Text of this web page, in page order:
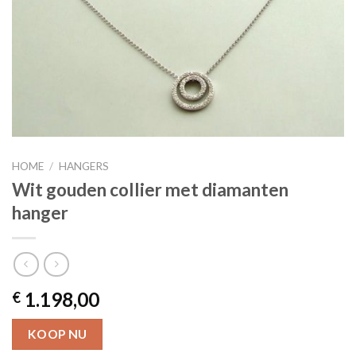
HOME / HANGERS
Wit gouden collier met diamanten
hanger
€ 1.198,00
KOOP NU